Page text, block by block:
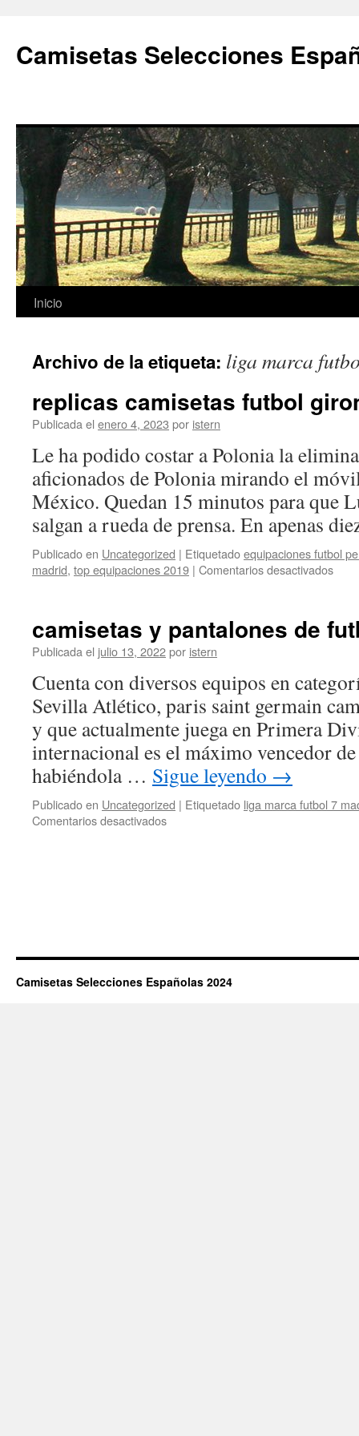
Camisetas Selecciones
Saltar
contenido
Inicio
Archivo de la etiqueta: liga marca
replicas camisetas futbol
Publicada el enero 4, 2023 por istern
Le ha podido costar a Polonia la
aficionados de Polonia mirando el
México. Quedan 15 minutos para que
salgan a rueda de prensa. En apenas
Publicado en Uncategorized | Etiquetadoequipaciones futbol
madrid, top equipaciones 2019 | Comentarios desactivadosen
camisetas y pantalones de
Publicada el julio 13, 2022por istern
Cuenta con diversos equipos en
Sevilla Atlético, paris saint germain
y que actualmente juega en Primera
internacional es el máximo vencedor
habiéndola … Sigue leyendo →
Publicado en Uncategorized | Etiquetado liga marca futbol 7
Comentarios desactivadosen
Camisetas Selecciones Españolas 2024